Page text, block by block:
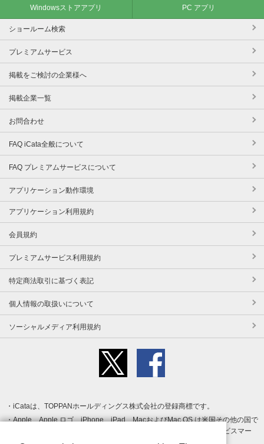
Windowsストアアプリ PC アプリ
ショールーム検索
プレミアムサービス
掲載をご検討の企業様へ
掲載企業一覧
お問合わせ
FAQ iCata全般について
FAQ プレミアムサービスについて
アプリケーション動作環境
アプリケーション利用規約
会員規約
プレミアムサービス利用規約
特定商法取引に基づく表記
個人情報の取扱いについて
ソーシャルメディア利用規約
iCataは、TOPPANホールディングス株式会社の登録商標です。
Apple、Apple ロゴ、iPhone、iPad、MacおよびMac OS は米国その他の国で
登録された Apple Inc. の商標です。App Store は Apple Inc. のサービスマー
クです。